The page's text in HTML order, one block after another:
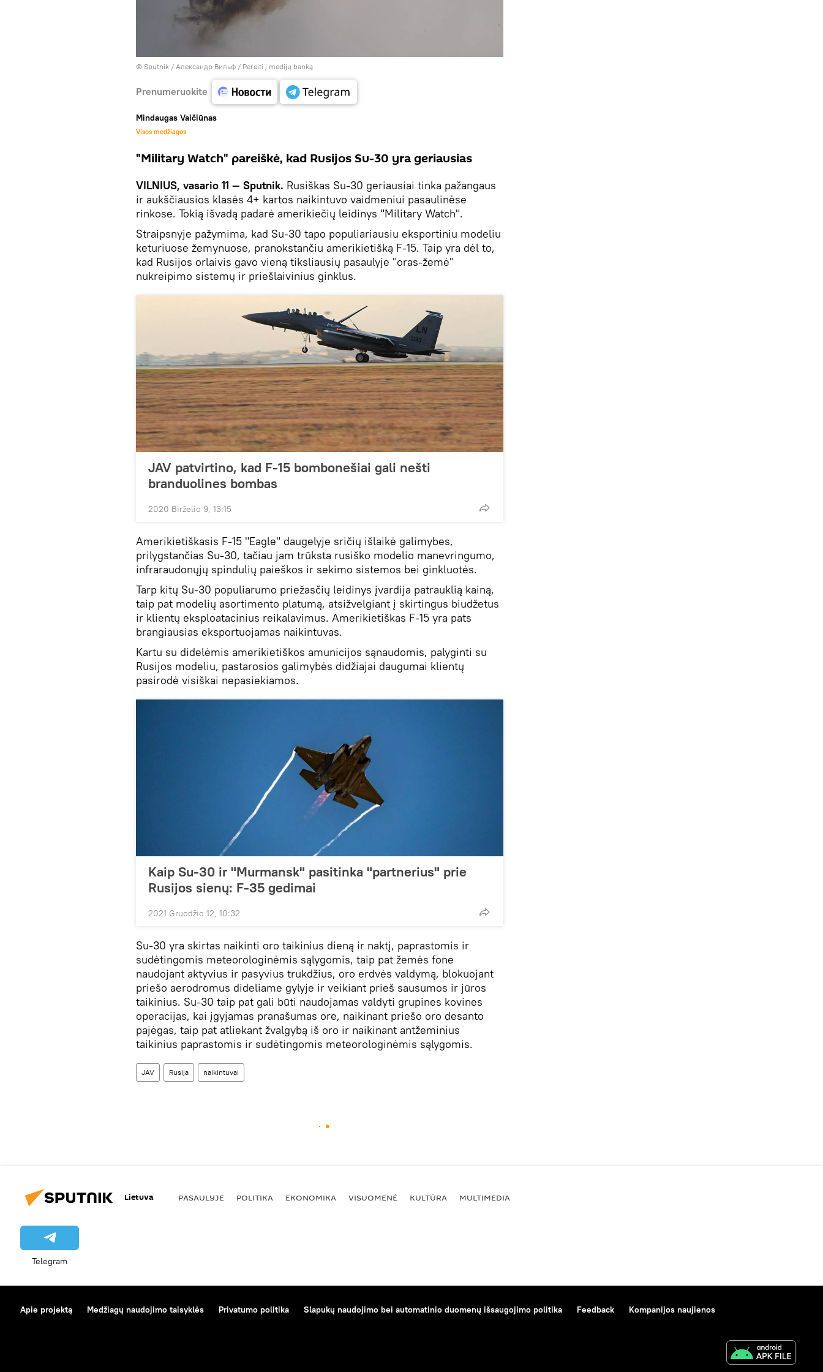
© Sputnik / Александр Вильф / Pereiti į medijų banką
Prenumeruokite
Mindaugas Vaičiūnas
Visos medžiagos
"Military Watch" pareiškė, kad Rusijos Su-30 yra geriausias
VILNIUS, vasario 11 — Sputnik. Rusiškas Su-30 geriausiai tinka pažangaus
ir aukščiausios klasės 4+ kartos naikintuvo vaidmeniui pasaulinėse
rinkose. Tokią išvadą padarė amerikiečių leidinys "Military Watch".
Straipsnyje pažymima, kad Su-30 tapo populiariausiu eksportiniu modeliu
keturiuose žemynuose, pranokstančiu amerikietišką F-15. Taip yra dėl to,
kad Rusijos orlaivis gavo vieną tiksliausių pasaulyje "oras-žemė"
nukreipimo sistemų ir priešlaivinius ginklus.
JAV patvirtino, kad F-15 bombonešiai gali nešti
branduolines bombas
2020 Birželio 9, 13:15
Amerikietiškasis F-15 "Eagle" daugelyje sričių išlaikė galimybes,
prilygstančias Su-30, tačiau jam trūksta rusiško modelio manevringumo,
infraraudonųjų spindulių paieškos ir sekimo sistemos bei ginkluotės.
Tarp kitų Su-30 populiarumo priežasčių leidinys įvardija patrauklią kainą,
taip pat modelių asortimento platumą, atsižvelgiant į skirtingus biudžetus
ir klientų eksploatacinius reikalavimus. Amerikietiškas F-15 yra pats
brangiausias eksportuojamas naikintuvas.
Kartu su didelėmis amerikietiškos amunicijos sąnaudomis, palyginti su
Rusijos modeliu, pastarosios galimybės didžiajai daugumai klientų
pasirodė visiškai nepasiekiamos.
Kaip Su-30 ir "Murmansk" pasitinka "partnerius" prie
Rusijos sienų: F-35 gedimai
2021 Gruodžio 12, 10:32
Su-30 yra skirtas naikinti oro taikinius dieną ir naktį, paprastomis ir
sudėtingomis meteorologinėmis sąlygomis, taip pat žemės fone
naudojant aktyvius ir pasyvius trukdžius, oro erdvės valdymą, blokuojant
priešo aerodromus dideliame gylyje ir veikiant prieš sausumos ir jūros
taikinius. Su-30 taip pat gali būti naudojamas valdyti grupines kovines
operacijas, kai įgyjamas pranašumas ore, naikinant priešo oro desanto
pajėgas, taip pat atliekant žvalgybą iš oro ir naikinant antžeminius
taikinius paprastomis ir sudėtingomis meteorologinėmis sąlygomis.
JAV Rusija naikintuvai
Lietuva PASAULYJE POLITIKA EKONOMIKA VISUOMENĖ KULTŪRA MULTIMEDIA
Telegram
Apie projektą Medžiagų naudojimo taisyklės Privatumo politika Slapukų naudojimo bei automatinio duomenų išsaugojimo politika Feedback Kompanijos naujienos